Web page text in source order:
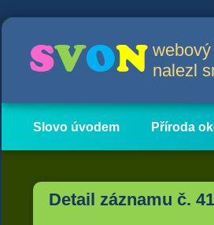
nalezl
Slovo úvodem Příroda
Hlavní obsah
Články
Detail záznamu č.